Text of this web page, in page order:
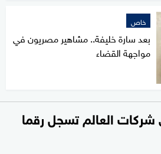
خاص
بعد سارة خليفة.. مشاهير مصريون في
مواجهة القضاء
شركات العالم تسجل رقما